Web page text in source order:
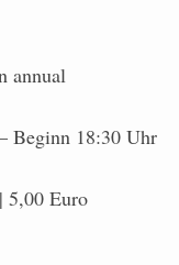
annual
Beginn 18:30 Uhr
5,00 Euro